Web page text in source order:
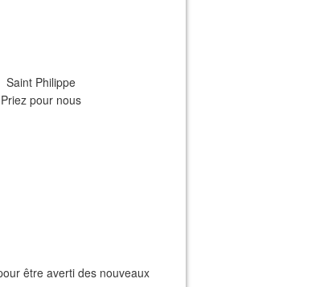
Saint Philippe
Priez pour nous
être averti des nouveaux